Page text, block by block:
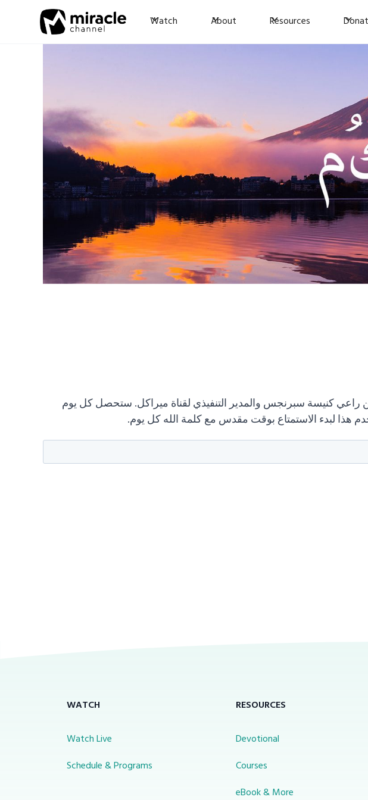
Watch About Resources
راعي كنيسة سبرنجس والمدير التنفيذي لقناة ميراكل. ستحصل كل يوم
هذا لبدء الاستمتاع بوقت مقدس مع كلمة الله كل يوم.
WATCH
Watch Live
Schedule & Programs
RESOURCES
Devotional
Courses
eBook & More